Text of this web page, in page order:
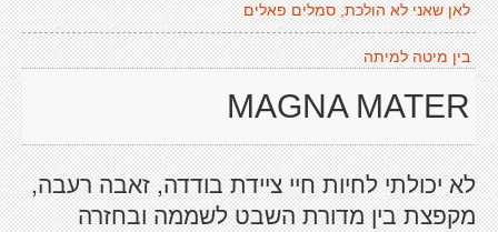
לאן שאני לא הולכת, סמלים פאלים
בין מיטה למיתה
MAGNA MATER
לא יכולתי לחיות חיי ציידת בודדה, זאבה רעבה,
מקפצת בין מדורת השבט לשממה ובחזרה